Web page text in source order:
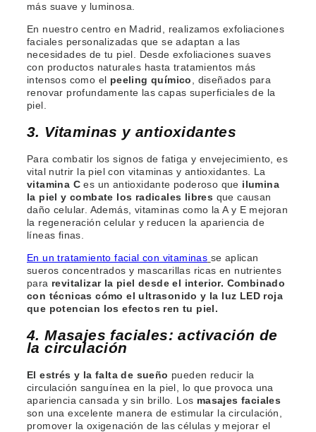
más suave y luminosa.
En nuestro centro en Madrid, realizamos exfoliaciones
faciales personalizadas que se adaptan a las
necesidades de tu piel. Desde exfoliaciones suaves
con productos naturales hasta tratamientos más
intensos como el peeling químico
, diseñados para
renovar profundamente las capas superficiales de la
piel.
3. Vitaminas y antioxidantes
Para combatir los signos de fatiga y envejecimiento, es
vital nutrir la piel con vitaminas y antioxidantes. La
vitamina C es un antioxidante poderoso que ilumina
la piel y combate los radicales libres que causan
daño celular. Además, vitaminas como la A y E mejoran
la regeneración celular y reducen la apariencia de
líneas finas.
En un tratamiento facial con vitaminas se aplican
sueros concentrados y mascarillas ricas en nutrientes
para revitalizar la piel desde el interior. Combinado
con técnicas cómo el ultrasonido y la luz LED roja
que potencian los efectos ren tu piel.
4. Masajes faciales: activación de
la circulación
El estrés y la falta de sueño pueden reducir la
circulación sanguínea en la piel, lo que provoca una
apariencia cansada y sin brillo. Los masajes faciales
son una excelente manera de estimular la circulación,
promover la oxigenación de las células y mejorar el